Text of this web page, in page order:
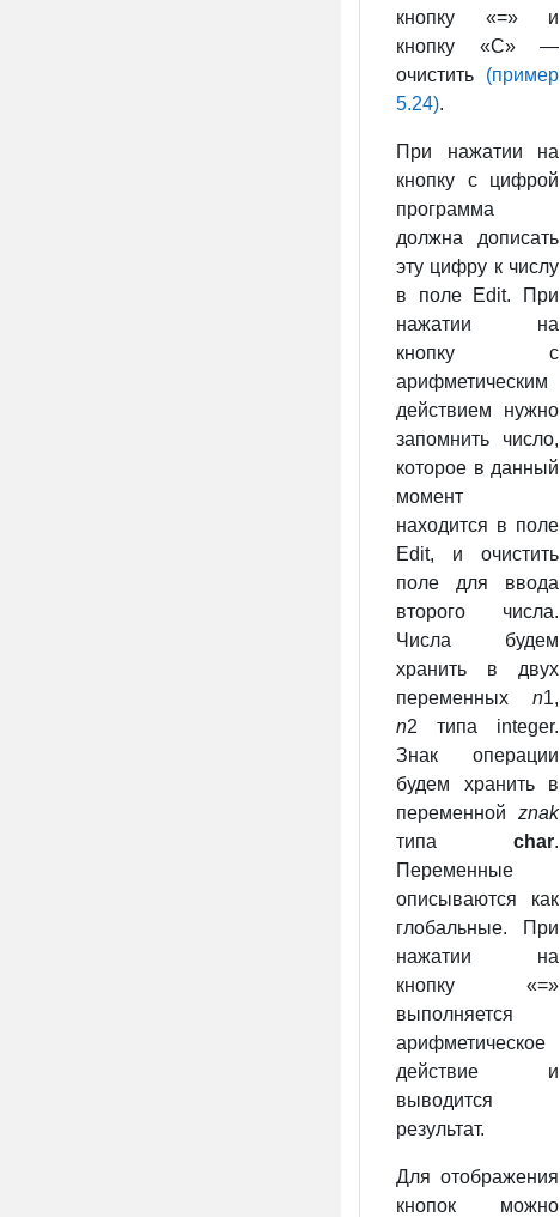
кнопку «=» и
кнопку «С» —
очистить (пример
5.24).
При нажатии на
кнопку с цифрой
программа
должна дописать
эту цифру к числу
в поле Edit. При
нажатии на
кнопку с
арифметическим
действием нужно
запомнить число,
которое в данный
момент
находится в поле
Edit, и очистить
поле для ввода
второго числа.
Числа будем
хранить в двух
переменных n1,
n2 типа integer.
Знак операции
будем хранить в
переменной znak
типа char.
Переменные
описываются как
глобальные. При
нажатии на
кнопку «=»
выполняется
арифметическое
действие и
выводится
результат.
Для отображения
кнопок можно